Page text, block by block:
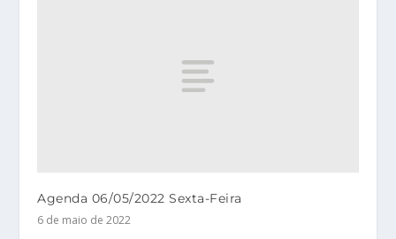
Agenda 06/05/2022 Sexta-Feira
6 de maio de 2022